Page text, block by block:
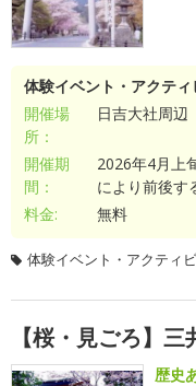
体験イベント・アクテ
開催場
所：
日吉大社周辺
開催期
間：
2026年4月上
により前後す
料金:
無料
体験イベント・アクティ
【桜・見ごろ】三
歴史